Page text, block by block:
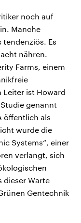
noch auf
Manche
Es
nähren.
Farms, einem
Leiter ist Howard
genannt
öffentlich als
wurde die
Systems“, einer
verlangt, sich
dieser Warte
Gentechnik